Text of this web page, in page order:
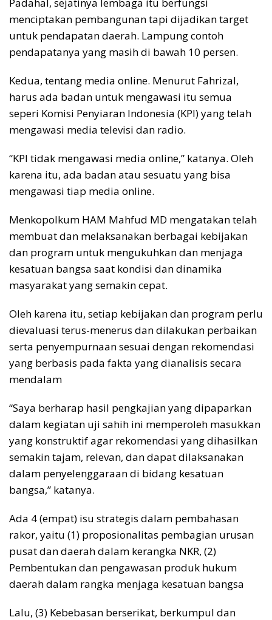
menciptakan pembangunan tapi dijadikan target
untuk pendapatan daerah. Lampung contoh
pendapatanya yang masih di bawah 10 persen.
Kedua, tentang media online. Menurut Fahrizal,
harus ada badan untuk mengawasi itu semua
seperi Komisi Penyiaran Indonesia (KPI) yang telah
mengawasi media televisi dan radio.
“KPI tidak mengawasi media online,” katanya. Oleh
karena itu, ada badan atau sesuatu yang bisa
mengawasi tiap media online.
Menkopolkum HAM Mahfud MD mengatakan telah
membuat dan melaksanakan berbagai kebijakan
dan program untuk mengukuhkan dan menjaga
kesatuan bangsa saat kondisi dan dinamika
masyarakat yang semakin cepat.
Oleh karena itu, setiap kebijakan dan program perlu
dievaluasi terus-menerus dan dilakukan perbaikan
serta penyempurnaan sesuai dengan rekomendasi
yang berbasis pada fakta yang dianalisis secara
mendalam
“Saya berharap hasil pengkajian yang dipaparkan
dalam kegiatan uji sahih ini memperoleh masukkan
yang konstruktif agar rekomendasi yang dihasilkan
semakin tajam, relevan, dan dapat dilaksanakan
dalam penyelenggaraan di bidang kesatuan
bangsa,” katanya.
Ada 4 (empat) isu strategis dalam pembahasan
rakor, yaitu (1) proposionalitas pembagian urusan
pusat dan daerah dalam kerangka NKR, (2)
Pembentukan dan pengawasan produk hukum
daerah dalam rangka menjaga kesatuan bangsa
Lalu, (3) Kebebasan berserikat, berkumpul dan